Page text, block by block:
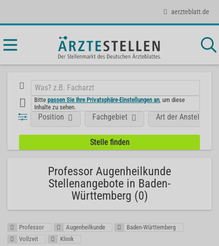
aerzteblatt.de
Bittepassen Sie Ihre Privatsphäre-Einstellungen an , um diese
Inhalte zu sehen.
Position Fachgebiet Art der Anstellung
Professor Augenheilkunde
Stellenangebote in Baden-
Württemberg (0)
Professor Augenheilkunde
Baden-Württemberg
Vollzeit
Klinik